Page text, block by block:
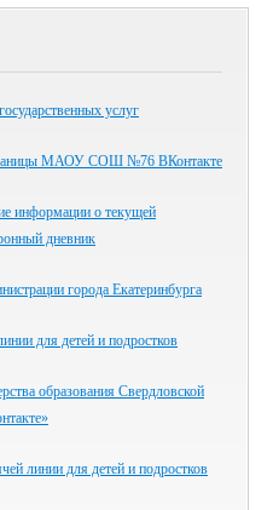
услуг
МАОУ СОШ №76 ВКонтакте
информации о текущей
дневник
города Екатеринбурга
для детей и подростков
образования Свердловской
линии для детей и подростков